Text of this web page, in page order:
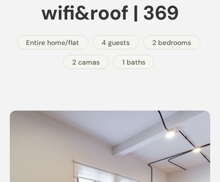
wifi&roof | 369
Entire home/flat 4 guests 2 bedrooms
2 camas 1 baths